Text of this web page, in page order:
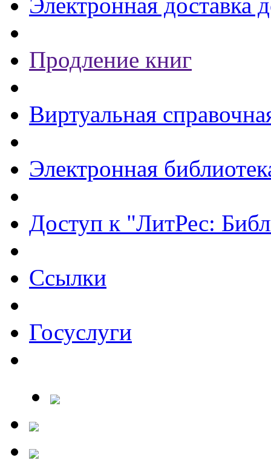
Электронная доставка
Продление книг
Виртуальная
Электронная
Доступ к "ЛитРес:
Ссылки
Госуслуги